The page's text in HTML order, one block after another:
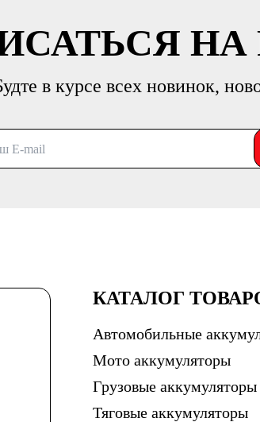
в курсе всех новинок,
КАТАЛОГ
Автомобильные
Мото аккумуляторы
Грузовые аккумуляторы
Тяговые аккумуляторы